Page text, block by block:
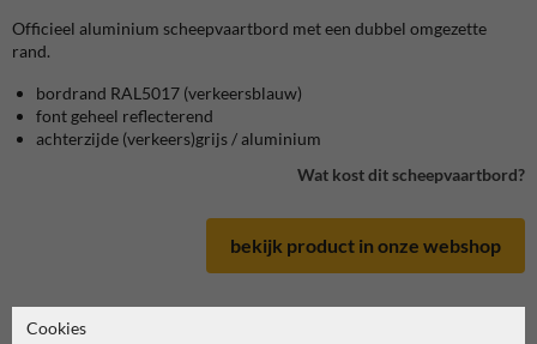
Officieel aluminium scheepvaartbord met een dubbel omgezette
rand.
bordrand RAL5017 (verkeersblauw)
font geheel reflecterend
achterzijde (verkeers)grijs / aluminium
Wat kost dit scheepvaartbord?
bekijk product in onze webshop
Cookies